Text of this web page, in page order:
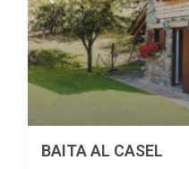
BAITA AL CASEL